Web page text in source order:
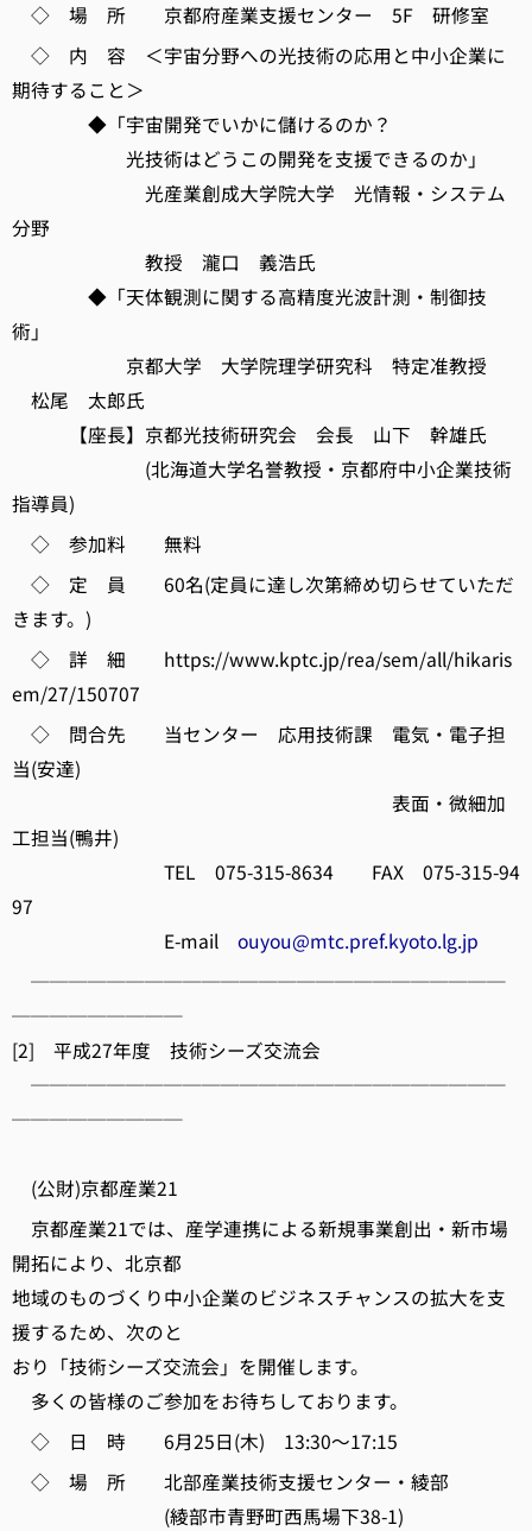
◇ 場 所 京都府産業支援センター 5F 研修室
◇ 内 容 ＜宇宙分野への光技術の応用と中小企業に
期待すること＞
◆「宇宙開発でいかに儲けるのか？
光技術はどうこの開発を支援できるのか」
光産業創成大学院大学 光情報・システム
分野
教授 瀧口 義浩氏
◆「天体観測に関する高精度光波計測・制御技
術」
京都大学 大学院理学研究科 特定准教授
松尾 太郎氏
【座長】京都光技術研究会 会長 山下 幹雄氏
(北海道大学名誉教授・京都府中小企業技術
指導員)
◇ 参加料 無料
◇ 定 員 60名(定員に達し次第締め切らせていただ
きます。)
◇ 詳 細 https://www.kptc.jp/rea/sem/all/hikaris
em/27/150707
◇ 問合先 当センター 応用技術課 電気・電子担
当(安達)
表面・微細加
工担当(鴨井)
TEL 075-315-8634 FAX 075-315-94
97
E-mail ouyou@mtc.pref.kyoto.lg.jp
─────────────────────────
─────────
[2] 平成27年度 技術シーズ交流会
─────────────────────────
─────────
(公財)京都産業21
京都産業21では、産学連携による新規事業創出・新市場
開拓により、北京都
地域のものづくり中小企業のビジネスチャンスの拡大を支
援するため、次のと
おり「技術シーズ交流会」を開催します。
多くの皆様のご参加をお待ちしております。
◇ 日 時 6月25日(木) 13:30～17:15
◇ 場 所 北部産業技術支援センター・綾部
(綾部市青野町西馬場下38-1)